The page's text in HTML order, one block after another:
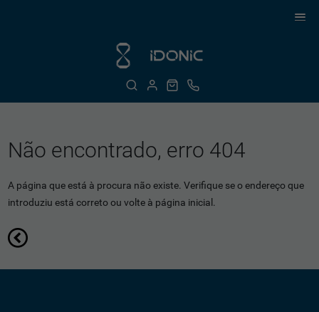
Não encontrado, erro 404
A página que está à procura não existe. Verifique se o endereço que
introduziu está correto ou volte à página inicial.